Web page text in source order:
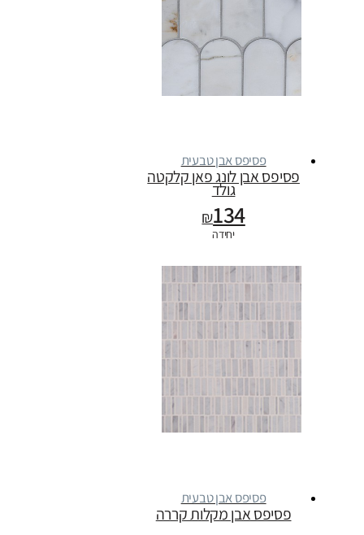
פסיפס אבן טבעית
פסיפס אבן לונג פאן קלקטה
גולד
₪134
יחידה
פסיפס אבן טבעית
פסיפס אבן מקלות קררה